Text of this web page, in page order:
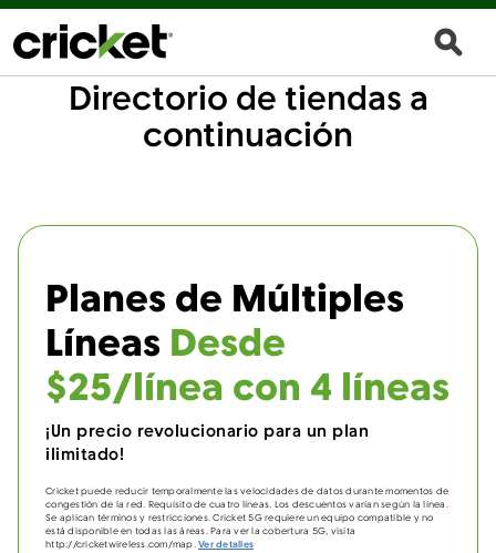
Directorio de tiendas a
continuación
Planes de Múltiples
Líneas Desde
$25/línea con 4 líneas
¡Un precio revolucionario para un plan
ilimitado!
Cricket puede reducir temporalmente las velocidades de datos durante momentos de
congestión de la red. Requisito de cuatro líneas. Los descuentos varían según la línea.
Se aplican términos y restricciones. Cricket 5G requiere un equipo compatible y no
está disponible en todas las áreas. Para ver la cobertura 5G, visita
http://cricketwireless.com/map.Ver detalles